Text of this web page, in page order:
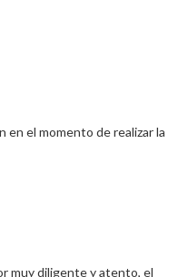
en el momento de realizar la
muy diligente y atento, el